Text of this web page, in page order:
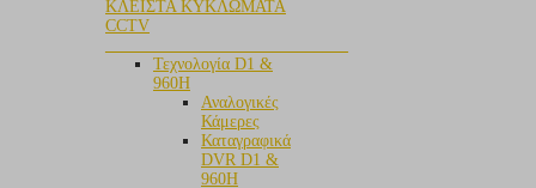
ΚΛΕΙΣΤΑ ΚΥΚΛΩΜΑΤΑ
CCTV
Τεχνολογία D1 &
960H
Αναλογικές
Κάμερες
Καταγραφικά
DVR D1 &
960H